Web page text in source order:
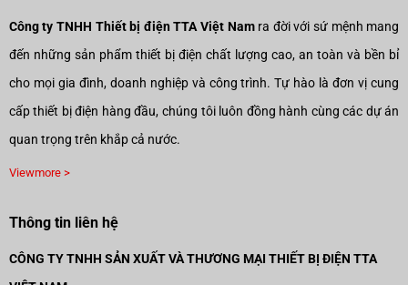
Công ty TNHH Thiết bị điện TTA Việt Namra đời với sứ mệnh mang
đến những sản phẩm thiết bị điện chất lượng cao, an toàn và bền bỉ
cho mọi gia đình, doanh nghiệp và công trình. Tự hào là đơn vị cung
cấp thiết bị điện hàng đầu, chúng tôi luôn đồng hành cùng các dự án
quan trọng trên khắp cả nước.
Viewmore >
Thông tin liên hệ
CÔNG TY TNHH SẢN XUẤT VÀ THƯƠNG MẠI THIẾT BỊ ĐIỆN TTA